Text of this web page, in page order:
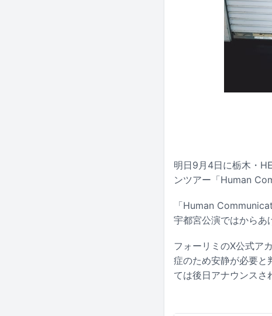
明日9月4日に栃木・
ンツアー「Human
「Human
宇都宮公演ではからあ
フォーリミのX公式ア
症のため安静が必要と
ては後日アナウンスさ